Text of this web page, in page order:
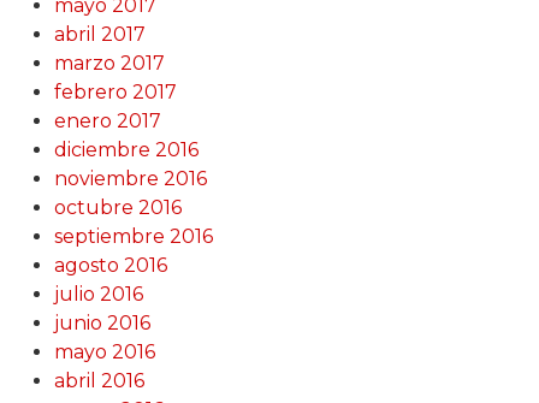
mayo 2017
abril 2017
marzo 2017
febrero 2017
enero 2017
diciembre 2016
noviembre 2016
octubre 2016
septiembre 2016
agosto 2016
julio 2016
junio 2016
mayo 2016
abril 2016